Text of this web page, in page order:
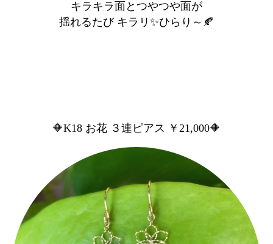
キラキラ面とつやつや面が
揺れるたび キラリ✨ひらり～🍂
🔶K18 お花 ３連ピアス ￥21,000🔶